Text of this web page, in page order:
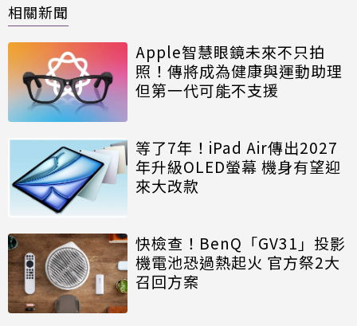
相關新聞
Apple智慧眼鏡未來不只拍
照！傳將成為健康與運動助理
但第一代可能不支援
等了7年！iPad Air傳出2027
年升級OLED螢幕 機身有望迎
來大改款
快檢查！BenQ「GV31」投影
機電池恐過熱起火 官方祭2大
召回方案